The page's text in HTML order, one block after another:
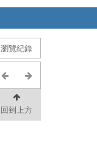
瀏覽紀錄
回到上方